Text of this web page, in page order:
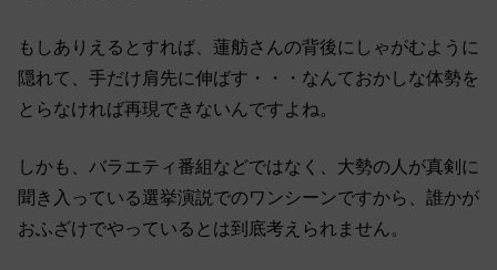
もしありえるとすれば、蓮舫さんの背後にしゃがむように
隠れて、手だけ肩先に伸ばす・・・なんておかしな体勢を
とらなければ再現できないんですよね。
しかも、バラエティ番組などではなく、大勢の人が真剣に
聞き入っている選挙演説でのワンシーンですから、誰かが
おふざけでやっているとは到底考えられません。